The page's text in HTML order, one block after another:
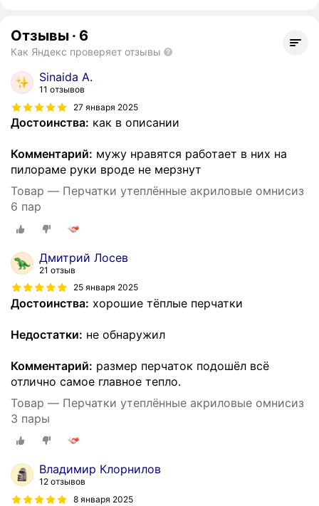
Отзывы · 6
Как Яндекс проверяет отзывы
Sinaida A.
11 отзывов
27 января 2025
Достоинства: как в описании
Комментарий: мужу нравятся работает в них на
пилораме руки вроде не мерзнут
Товар — Перчатки утеплённые акриловые омнисиз
6 пар
Дмитрий Лосев
21 отзыв
25 января 2025
Достоинства: хорошие тёплые перчатки
Недостатки: не обнаружил
Комментарий: размер перчаток подошёл всё
отлично самое главное тепло.
Товар — Перчатки утеплённые акриловые омнисиз
3 пары
Владимир Клорнилов
12 отзывов
8 января 2025